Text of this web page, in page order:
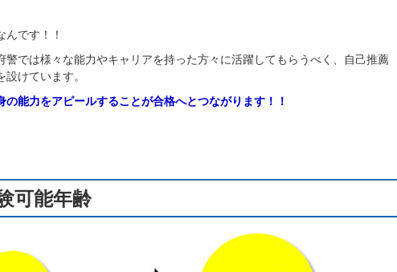
んです！！
警では様々な能力やキャリアを持った方々に活躍してもらうべく、自己推薦
設けています。
の能力をアピールすることが合格へとつながります！！
可能年齢